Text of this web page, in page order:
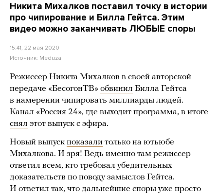
Никита Михалков поставил точку в истории
про чипирование и Билла Гейтса. Этим
видео можно заканчивать ЛЮБЫЕ споры
15:41, 22 мая 2020
Источник: Meduza
Режиссер Никита Михалков в своей авторской
передаче «БесогонТВ» обвинил Билла Гейтса
в намерении чипировать миллиарды людей.
Канал «Россия 24», где выходит программа, в итоге
снял этот выпуск с эфира.
Новый выпуск показали только на ютьюбе
Михалкова. И зря! Ведь именно там режиссер
ответил всем, кто требовал убедительных
доказательств по поводу замыслов Гейтса.
И ответил так, что дальнейшие споры уже просто